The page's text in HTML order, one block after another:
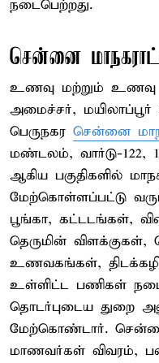
நடைபெற்றது.
சென்னை
உணவு மற்றும்
அமைச்சர்,
பெருநகர சென்னை
மண்டலம், வார்டு-122,
ஆகிய பகுதிகளில்
மேற்கொள்ளப்பட்டு
பூங்கா, கட்டடங்கள்,
தெருமின் விளக்குகள்,
உணவகங்கள்,
உள்ளிட்ட பணிகள்
தொடர்புடைய துறை
மேற்கொண்டார்.
மாணவர்கள் விவரம்,